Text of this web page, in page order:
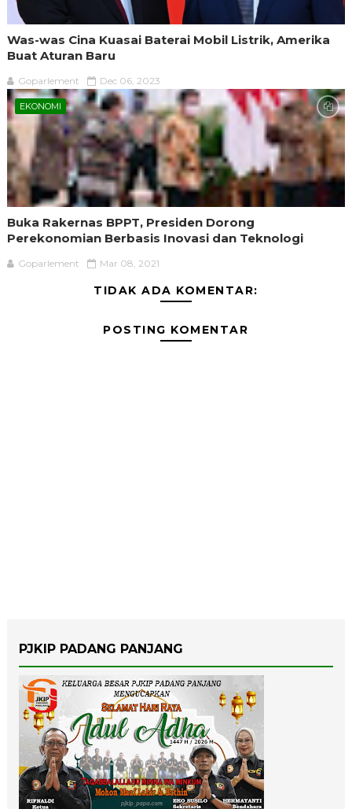
Was-was Cina Kuasai Baterai Mobil Listrik, Amerika
Buat Aturan Baru
Goparlement Dec 06, 2023
EKONOMI
Buka Rakernas BPPT, Presiden Dorong
Perekonomian Berbasis Inovasi dan Teknologi
Goparlement Mar 08, 2021
TIDAK ADA KOMENTAR:
POSTING KOMENTAR
PJKIP PADANG PANJANG